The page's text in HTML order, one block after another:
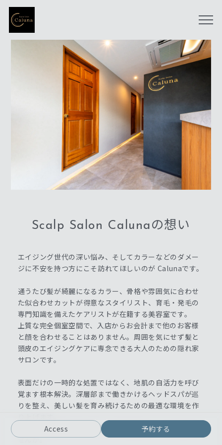
Scalp Salon Calunaの想い
エイジング世代の深い悩み、そしてカラーなどのダメー
ジに不安を持つ方にこそ訪れてほしいのが Calunaです。
通うたび髪が綺麗になるカラー、骨格や雰囲気に合わせ
た似合わせカットが得意なスタイリスト、育毛・発毛の
専門知識を備えたケアリストが在籍する美容室です。
上質な完全個室空間で、入店からお会計まで他のお客様
と顔を合わせることはありません。周囲を気にせず髪と
頭皮のエイジングケアに専念できる大人のための隠れ家
サロンです。
表面だけの一時的な処置ではなく、地肌の自活力を呼び
覚ます根本解決。深層部まで働きかけるヘッドスパが巡
りを整え、美しい髪を育み続けるための最適な環境を作
10年先も笑顔で毎日が輝ける予防美容をここから始めま
せんか。
Access 予約する